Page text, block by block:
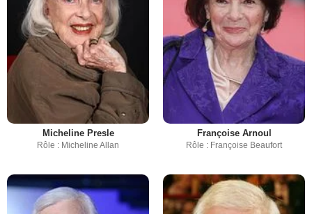
Micheline Presle
Rôle : Micheline Allan
Françoise Arnoul
Rôle : Françoise Beaufort